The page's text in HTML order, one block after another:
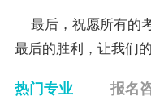
最后，祝愿所有的
最后的胜利，让我们
热门专业 报名